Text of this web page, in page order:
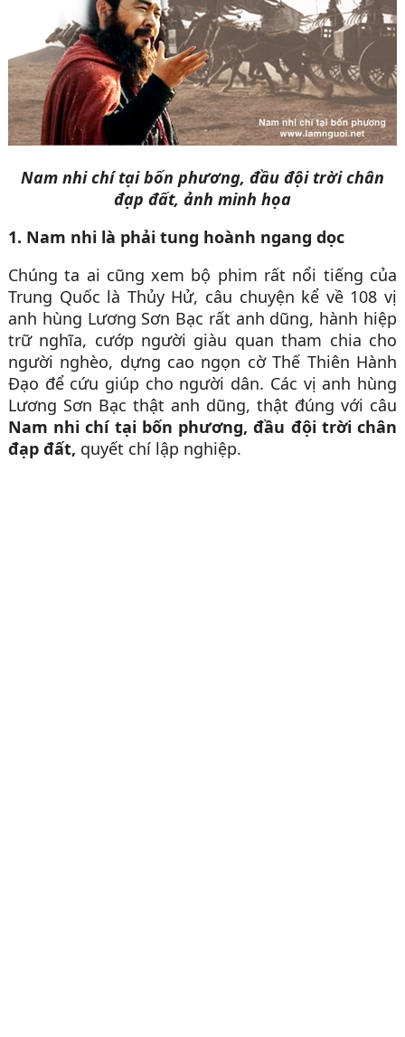
Nam nhi chí tại bốn phương, đầu đội trời chân
đạp đất, ảnh minh họa
1. Nam nhi là phải tung hoành ngang dọc
Chúng ta ai cũng xem bộ phim rất nổi tiếng của
Trung Quốc là Thủy Hử, câu chuyện kể về 108 vị
anh hùng Lương Sơn Bạc rất anh dũng, hành hiệp
trữ nghĩa, cướp người giàu quan tham chia cho
người nghèo, dựng cao ngọn cờ Thế Thiên Hành
Đạo để cứu giúp cho người dân. Các vị anh hùng
Lương Sơn Bạc thật anh dũng, thật đúng với câu
Nam nhi chí tại bốn phương, đầu đội trời chân
đạp đất, quyết chí lập nghiệp.